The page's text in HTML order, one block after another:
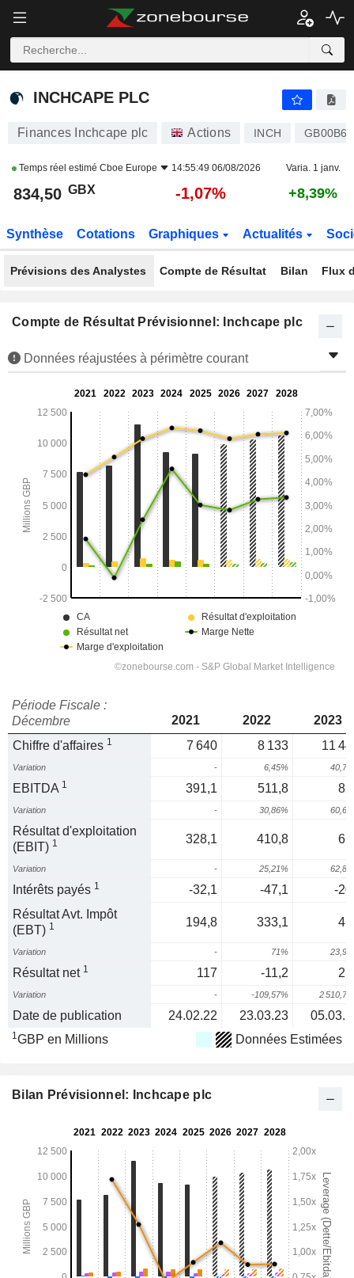
INCHCAPE PLC
INCHCAPE PLC
Finances Inchcape plc Actions INCH
Temps réel estimé Cboe Europe 14:55:49 06/08/2026 Varia. 1 janv.
834,50 GBX -1,07% +8,39%
Synthèse Cotations Graphiques Actualités
Prévisions des Analystes Compte de Résultat Bilan Flux
Compte de Résultat Prévisionnel: Inchcape plc
Données réajustées à périmètre courant
Période Fiscale :
Décembre
2021 2022
2023
Chiffre d'affaires 1 7 640 8 133 11
Variation - 6,45%
EBITDA 1 391,1 511,8
Variation - 30,86%
Résultat d'exploitation
(EBIT) 1 328,1 410,8
Variation - 25,21%
Intérêts payés 1 -32,1 -47,1
-
Résultat Avt. Impôt
(EBT) 1 194,8 333,1
Variation - 71%
Résultat net 1 117 -11,2
Variation - -109,57% 2
Date de publication 24.02.22 23.03.23
1GBP en Millions Données Estimées
Bilan Prévisionnel: Inchcape plc